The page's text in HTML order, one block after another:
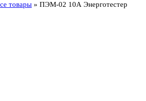
товары » ПЭМ-02 10А Энерготестер